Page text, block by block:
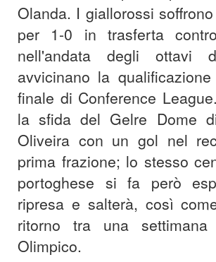
Olanda. I giallorossi
per 1-0 in trasferta
nell'andata degli ottavi
avvicinano la
finale di Conference
la sfida del Gelre Dome
Oliveira con un gol nel
prima frazione; lo stesso
portoghese si fa però
ripresa e salterà, così
ritorno tra una
Olimpico.